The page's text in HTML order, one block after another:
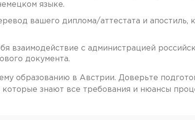
языке.
вашего диплома/аттестата и апостиль,
взаимодействие с администрацией
документа.
образованию в Австрии. Доверьте
знают все требования и нюансы